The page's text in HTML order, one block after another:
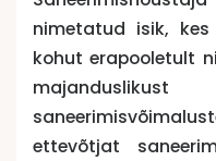
nimetatud isik,
kohut erapooletult
ettevõtjat